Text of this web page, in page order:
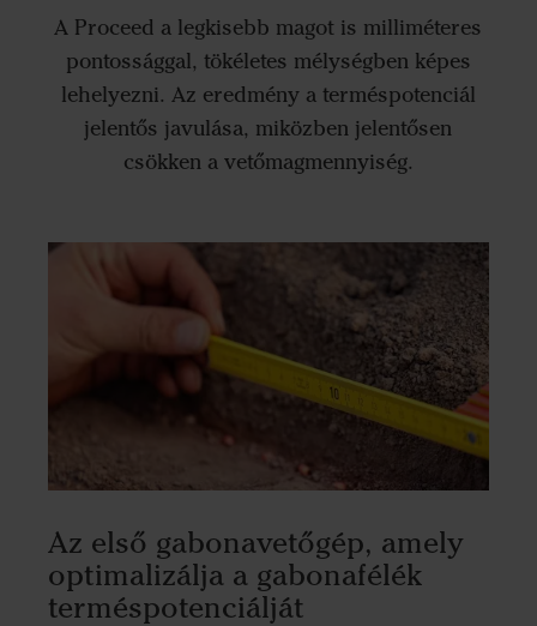
A Proceed a legkisebb magot is milliméteres
pontossággal, tökéletes mélységben képes
lehelyezni. Az eredmény a terméspotenciál
jelentős javulása, miközben jelentősen
csökken a vetőmagmennyiség.
Az első gabonavetőgép, amely
optimalizálja a gabonafélék
terméspotenciálját